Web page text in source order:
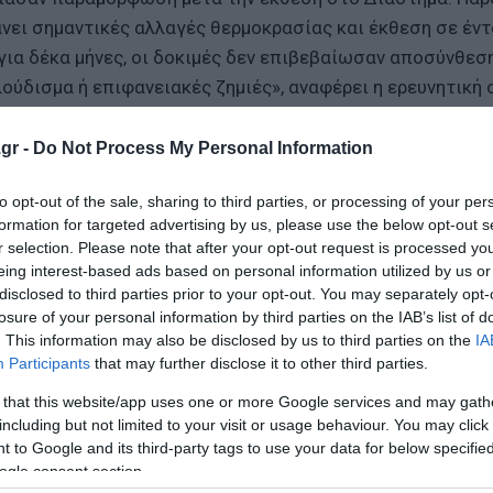
- Do Not Process My Personal Information
opt-out of the sale, sharing to third parties, or processing of your
for targeted advertising by us, please use the below opt-out
selection. Please note that after your opt-out request is processed
interest-based ads based on personal information utilized by us
to third parties prior to your opt-out. You may separately
of your personal information by third parties on the IAB’s list of
This information may also be disclosed by us to third parties on the
Participants that may further disclose it to other third parties.
that this website/app uses one or more Google services and may
but not limited to your visit or usage behaviour. You may
to Google and its third-party tags to use your data for below
consent section.
σημαντικές αλλαγές θερμοκρασίας και έκθεση σε
δέκα μήνες, οι δοκιμές δεν επιβεβαίωσαν
ή επιφανειακές ζημιές», αναφέρει η ερευνητική
επιστήμονες έστειλαν τρία δείγματα ξύλου – μανόλια,
που ήταν εκτεθειμένη στο Διάστημα. Οι ερευνητές
να σπάσει ή να σπάσει κατά την κατασκευή.
των διαστημικών σκουπιδιών
χρησιμοποιημένων σταδίων πυραύλων – βρίσκονται
μέταλλα από τα οποία κατασκευάζονται, όπως το
του νυχτερινού ουρανού κατά περισσότερο
του περιβάλλοντος που καθιστά πιο δύσκολο να
είναι επίσης ακριβά και αποτελούν απειλή για τον